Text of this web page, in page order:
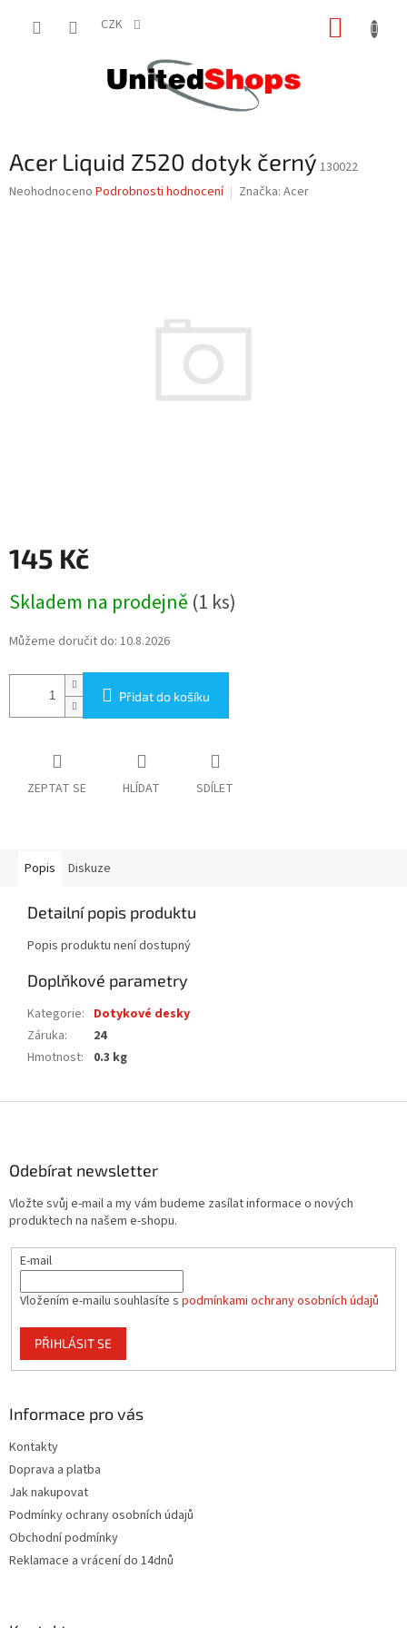
CZK
Acer Liquid Z520 dotyk černý 130022
Průměrné
Neohodnoceno Podrobnosti hodnocení Značka: Acer
145 Kč
cena:
Skladem na prodejně (1 ks)
Můžeme doručit do: 10.8.2026
Přidat do košíku
ZEPTAT SE HLÍDAT SDÍLET
Popis Diskuze
Detailní popis produktu
Popis produktu není dostupný
Doplňkové parametry
Kategorie: Dotykové desky
Záruka:
24
Hmotnost: 0.3 kg
Odebírat newsletter
Vložte svůj e-mail a my vám budeme zasílat informace o nových
produktech na našem e-shopu.
E-mail
Vložením e-mailu souhlasíte s podmínkami ochrany osobních údajů
PŘIHLÁSIT SE
Informace pro vás
Kontakty
Doprava a platba
Jak nakupovat
Podmínky ochrany osobních údajů
Obchodní podmínky
Reklamace a vrácení do 14dnů